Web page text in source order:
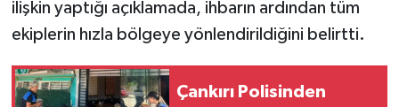
ilişkin yaptığı açıklamada, ihbarın ardından tüm
ekiplerin hızla bölgeye yönlendirildiğini belirtti.
Çankırı Polisinden